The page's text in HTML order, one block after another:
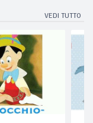
VEDI TUTTO